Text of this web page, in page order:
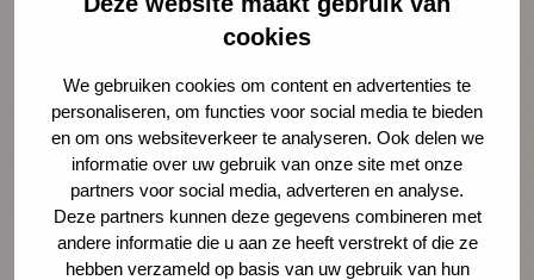
cookies
We gebruiken cookies om content en advertenties te
personaliseren, om functies voor social media te bieden
en om ons websiteverkeer te analyseren. Ook delen we
informatie over uw gebruik van onze site met onze
partners voor social media, adverteren en analyse.
Deze partners kunnen deze gegevens combineren met
andere informatie die u aan ze heeft verstrekt of die ze
hebben verzameld op basis van uw gebruik van hun
Introductie kraamzorg en GIZ Syrisch Arabisch